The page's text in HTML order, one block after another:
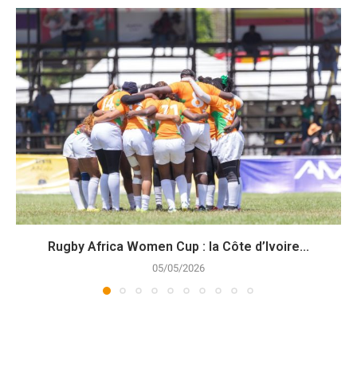
Rugby Africa Women Cup : la Côte d’Ivoire...
05/05/2026